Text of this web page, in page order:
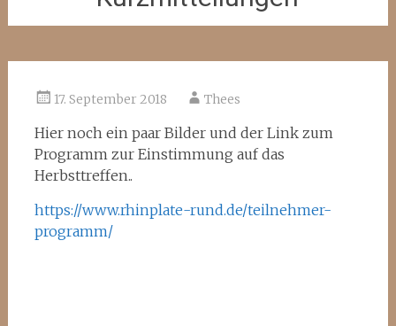
17. September 2018 Thees
Hier noch ein paar Bilder und der Link zum
Programm zur Einstimmung auf das
Herbsttreffen..
https://www.rhinplate-rund.de/teilnehmer-
programm/